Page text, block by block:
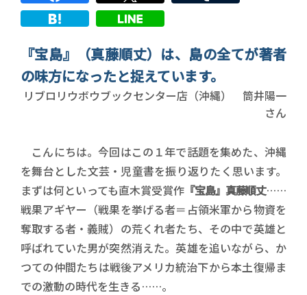
『宝島』（真藤順丈）は、島の全てが著者
の味方になったと捉えています。
書店員名前
リブロリウボウブックセンター店（沖縄） 筒井陽一
さん
こんにちは。今回はこの１年で話題を集めた、沖縄
を舞台とした文芸・児童書を振り返りたく思います。
まずは何といっても直木賞受賞作 『宝島』真藤順丈……
戦果アギヤー（戦果を挙げる者＝占領米軍から物資を
奪取する者・義賊）の荒くれ者たち、その中で英雄と
呼ばれていた男が突然消えた。英雄を追いながら、か
つての仲間たちは戦後アメリカ統治下から本土復帰ま
での激動の時代を生きる……。